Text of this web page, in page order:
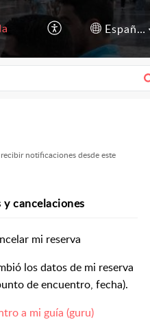
Español (España)
notificaciones desde este
y cancelaciones
mi reserva
los datos de mi reserva
de encuentro, fecha).
a mi guía (guru)